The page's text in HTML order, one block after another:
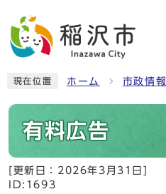
現在位置 ホーム 市政情報
有料広告
[更新日： 2026年3月31日
ID:1693